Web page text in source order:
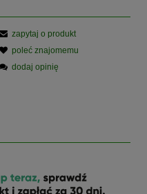
zapytaj o produkt
poleć znajomemu
dodaj opinię